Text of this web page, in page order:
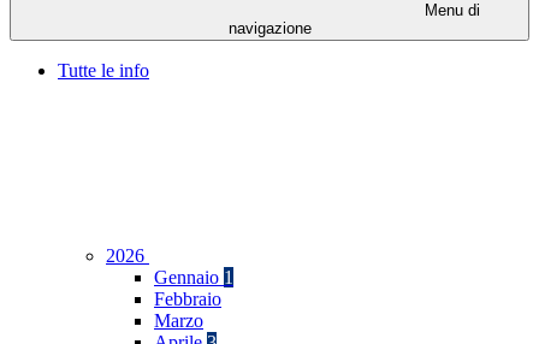
Menu di
navigazione
Tutte le info
2026
Gennaio 1
Febbraio
Marzo